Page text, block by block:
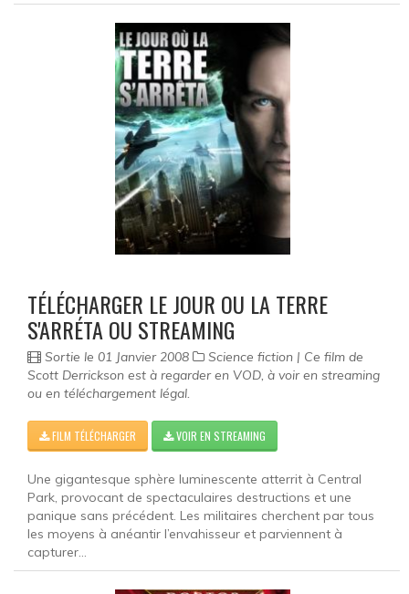
TÉLÉCHARGER LE JOUR OU LA TERRE
S'ARRÉTA OU STREAMING
Sortie le 01 Janvier 2008
Science fiction | Ce film de
Scott Derrickson est à regarder en VOD, à voir en streaming
ou en téléchargement légal.
FILM TÉLÉCHARGER VOIR EN STREAMING
Une gigantesque sphère luminescente atterrit à Central
Park, provocant de spectaculaires destructions et une
panique sans précédent. Les militaires cherchent par tous
les moyens à anéantir l’envahisseur et parviennent à
capturer...